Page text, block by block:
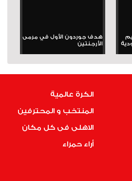
هدف جوردون الأول في مرمى
الأرجنتين
الكرة عالمية
المنتخب و المحترفين
الاهلى فى كل مكان
أراء حمراء